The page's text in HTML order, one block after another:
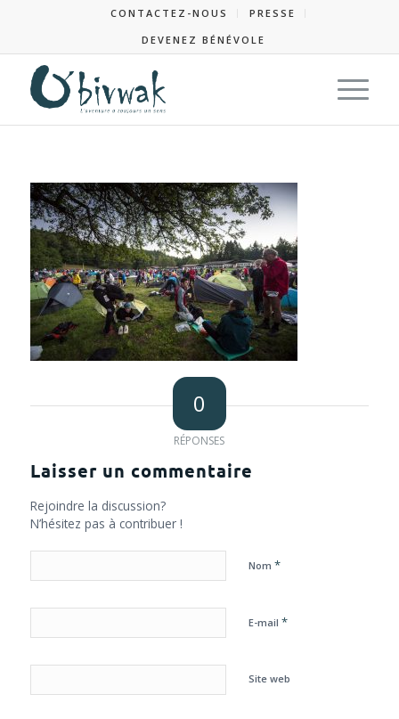
CONTACTEZ-NOUS
PRESSE
DEVENEZ BÉNÉVOLE
0
RÉPONSES
Laisser un commentaire
Rejoindre la discussion?
N’hésitez pas à contribuer !
Nom *
E-mail *
Site web